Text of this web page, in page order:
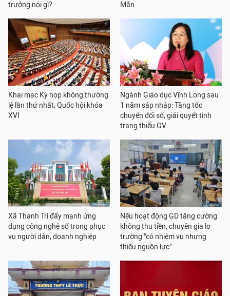
trưởng nói gì?
Mẫn
Khai mạc Kỳ họp không thường
lệ lần thứ nhất, Quốc hội khóa
XVI
Ngành Giáo dục Vĩnh Long sau
1 năm sáp nhập: Tăng tốc
chuyển đổi số, giải quyết tình
trạng thiếu GV
Xã Thanh Trì đẩy mạnh ứng
dụng công nghệ số trong phục
vụ người dân, doanh nghiệp
Nếu hoạt động GD tăng cường
không thu tiền, chuyên gia lo
trường "có nhiệm vụ nhưng
thiếu nguồn lực"